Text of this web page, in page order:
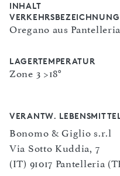
INHALT
VERKEHRSBEZEICHNUNG
Oregano aus Pantelleria
LAGERTEMPERATUR
Zone 3 >18°
VERANTW.
Bonomo & Giglio s.r.l
Via Sotto Kuddia, 7
(IT) 91017 Pantelleria